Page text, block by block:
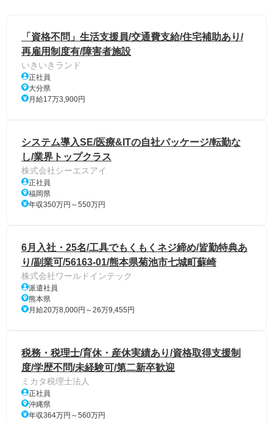
「資格不問」生活支援員/交通費支給/住宅補助あり/
再雇用制度有/障害者施設
いきいきランド
正社員
大分県
月給17万3,900円
システム導入SE/医療&ITの自社パッケージ/転勤な
し/業界トップクラス
株式会社シーエスアイ
正社員
福岡県
年収350万円～550万円
6月入社・25名/工具でもくもくネジ締め/皆勤特典あ
り/副業可/56163-01/熊本県菊池市七城町蘇崎
株式会社ワールドインテック
派遣社員
熊本県
月給20万8,000円～26万9,455円
税務・税理士/育休・産休実績あり/資格取得支援制
度/学歴不問/未経験可/第二新卒歓迎
ミカタ税理士法人
正社員
沖縄県
年収364万円～560万円